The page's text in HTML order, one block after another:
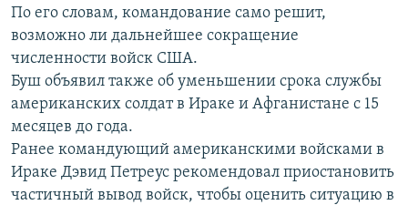
СИБИРЬ.РЕАЛИИ
РАСПИСАНИЕ ВЕЩАНИЯ
ПОДПИШИТЕСЬ НА РАССЫЛКУ
СОЦИАЛЬНЫЕ СЕТИ
По его словам, командование само решит,
возможно ли дальнейшее сокращение
численности войск США.
Буш объявил также об уменьшении срока службы
американских солдат в Ираке и Афганистане с 15
месяцев до года.
Ранее командующий американскими войсками в
Ираке Дэвид Петреус рекомендовал приостановить
частичный вывод войск, чтобы оценить ситуацию в